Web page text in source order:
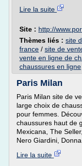
Lire la suite
Site : http://
Thèmes liés : site
france / site de
vente en ligne de
chaussures en ligne
Paris Milan
Paris Milan site de
large choix de
pour femmes.
chaussures haut de
Mexicana, The
Nero Giardini, Donna
Lire la suite